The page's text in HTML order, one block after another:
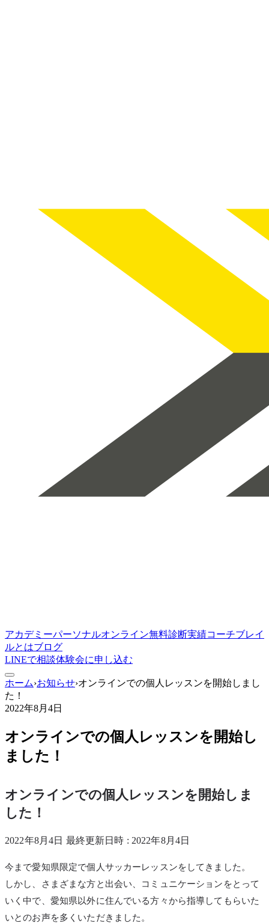
アカデミーパーソナルオンライン無料診断実績コーチブレイ
ルとはブログ
LINEで相談体験会に申し込む
ホーム›お知らせ›オンラインでの個人レッスンを開始しまし
た！
2022年8月4日
オンラインでの個人レッスンを開始し
ました！
オンラインでの個人レッスンを開始しま
した！
2022年8月4日 最終更新日時 : 2022年8月4日
今まで愛知県限定で個人サッカーレッスンをしてきました。
しかし、さまざまな方と出会い、コミュニケーションをとって
いく中で、愛知県以外に住んでいる方々から指導してもらいた
いとのお声を多くいただきました。